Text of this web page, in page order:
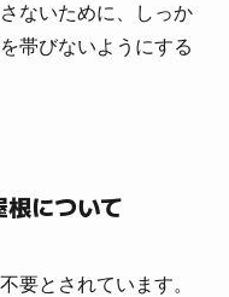
ないために、しっか
帯びないようにする
について
要とされています。